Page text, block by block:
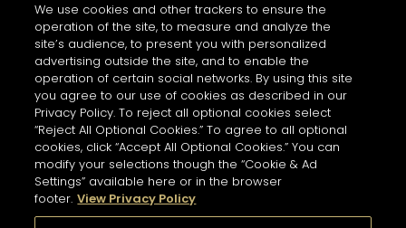
MAISON
CONTACT US
FAQS
PRIVACY & COOKIES NOTICE
TERMS AND CONDITIONS OF USE
COOKIE SETTINGS
We use cookies and other trackers to ensure the
operation of the site, to measure and analyze the
site’s audience, to present you with personalized
advertising outside the site, and to enable the
operation of certain social networks. By using this site
you agree to our use of cookies as described in our
Privacy Policy. To reject all optional cookies select
“Reject All Optional Cookies.” To agree to all optional
cookies, click “Accept All Optional Cookies.” You can
modify your selections though the “Cookie & Ad
Settings” available here or in the browser
footer. View Privacy Policy